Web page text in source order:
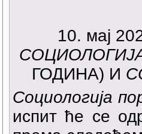
10. мај
ГОДИНА) И
Социологија
испит ће се